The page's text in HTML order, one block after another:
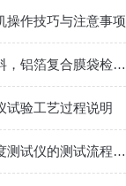
操作技巧与注意事项
食品包装用塑料，铝箔复合膜袋检测方法
试验工艺过程说明
谈一谈热合强度测试仪的测试流程是怎样的